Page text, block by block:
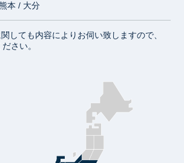
本 / 大分
しても内容によりお伺い致しますので、
さい。